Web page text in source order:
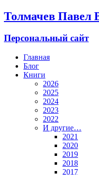
Толмачев Павел
Персональный сайт
Главная
Блог
Книги
2026
2025
2024
2023
2022
И другие…
2021
2020
2019
2018
2017